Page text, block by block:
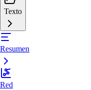
Texto
Resumen
Red